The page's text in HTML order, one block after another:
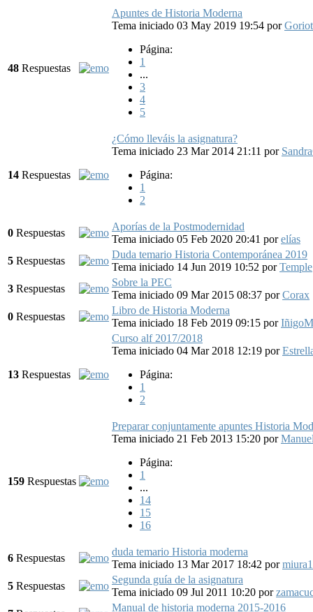
48 Respuestas
Apuntes de Historia Moderna
Tema iniciado 03 May 2019 19:54 porGoriot
Página:
1
...
3
4
5
14 Respuestas
¿Cómo lleváis la asignatura?
Tema iniciado 23 Mar 2014 21:11 por
Página:
1
2
0 Respuestas
Aporías de la Postmodernidad
Tema iniciado 05 Feb 2020 20:41 porelías
5 Respuestas
Duda temario Historia Contemporánea 2019
Tema iniciado 14 Jun 2019 10:52 porTemple
3 Respuestas
Sobre la PEC
Tema iniciado 09 Mar 2015 08:37 porCorax
0 Respuestas
Libro de Historia Moderna
Tema iniciado 18 Feb 2019 09:15 por
13 Respuestas
Curso alf 2017/2018
Tema iniciado 04 Mar 2018 12:19 por
Página:
1
2
159 Respuestas
Preparar conjuntamente apuntes Historia
Tema iniciado 21 Feb 2013 15:20 por
Página:
1
...
14
15
16
6 Respuestas
duda temario Historia moderna
Tema iniciado 13 Mar 2017 18:42 por
5 Respuestas
Segunda guía de la asignatura
Tema iniciado 09 Jul 2011 10:20 por
Manual de historia moderna 2015-2016